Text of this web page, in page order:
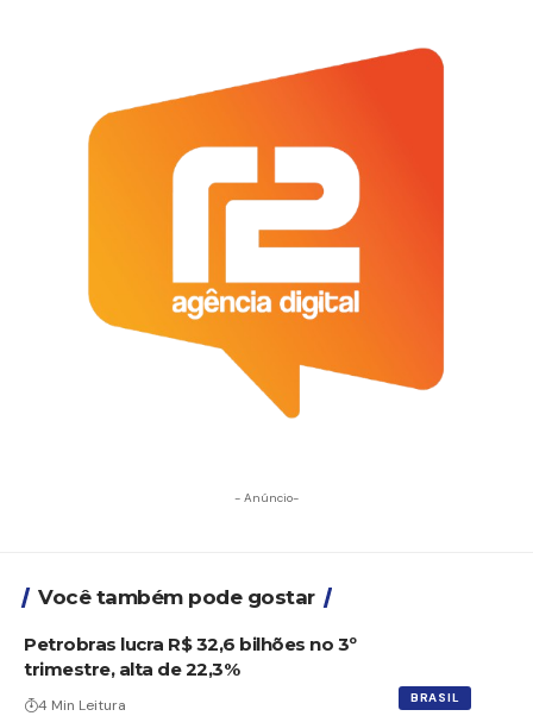
- Anúncio-
Você também pode gostar
BRASIL
Petrobras lucra R$ 32,6 bilhões no 3º
trimestre, alta de 22,3%
4 Min Leitura